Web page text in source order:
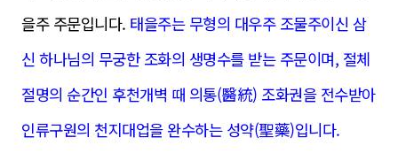
을주 주문입니다. 태을주는 무형의 대우주 조물주이신 삼
신 하나님의 무궁한 조화의 생명수를 받는 주문이며, 절체
절명의 순간인 후천개벽 때 의통(醫統) 조화권을 전수받아
인류구원의 천지대업을 완수하는 성약(聖藥)입니다.